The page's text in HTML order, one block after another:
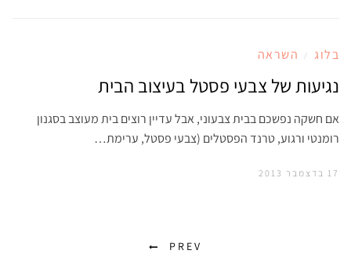
בלוג / השראה
נגיעות של צבעי פסטל בעיצוב הבית
אם חשקה נפשכם בבית צבעוני, אבל עדיין רוצים בית מעוצב בסגנון
רומנטי ורגוע, טרנד הפסטלים (צבעי פסטל, ערימת…
17 בדצמבר 2013
PREV